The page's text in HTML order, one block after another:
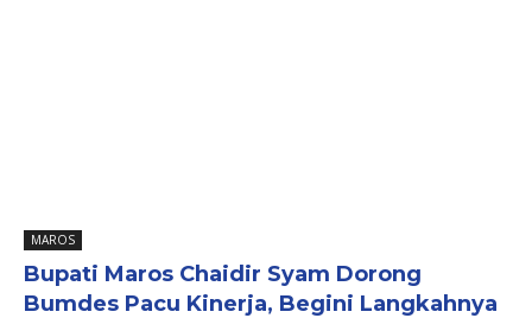
MAROS
Bupati Maros Chaidir Syam Dorong
Bumdes Pacu Kinerja, Begini Langkahnya